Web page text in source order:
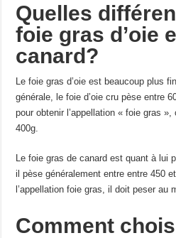
Quelles
foie gras d’oie
canard?
Le foie gras d’oie est beaucoup plus
générale, le foie d’oie cru pèse entre
pour obtenir l’appellation « foie gras
400g.
Le foie gras de canard est quant à lui
il pèse généralement entre entre 450
l’appellation foie gras, il doit peser au
Comment